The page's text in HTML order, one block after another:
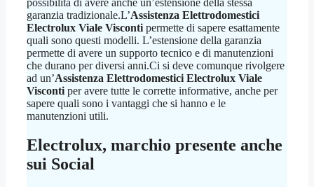
garanzia tradizionale.L’Assistenza Elettrodomestici
Electrolux Viale Visconti permette di sapere esattamente
quali sono questi modelli. L’estensione della garanzia
permette di avere un supporto tecnico e di manutenzioni
che durano per diversi anni.Ci si deve comunque rivolgere
ad un’Assistenza Elettrodomestici Electrolux Viale
Visconti per avere tutte le corrette informative, anche per
sapere quali sono i vantaggi che si hanno e le
manutenzioni utili.
Electrolux, marchio presente anche
sui Social